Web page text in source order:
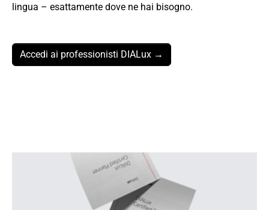
lingua – esattamente dove ne hai bisogno.
Accedi ai professionisti DIALux →